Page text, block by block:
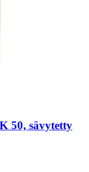
50, sävytetty